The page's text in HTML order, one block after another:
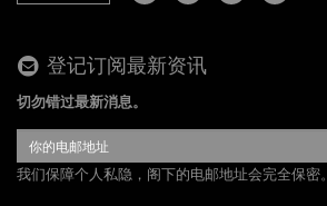
登记订阅最新资讯
切勿错过最新消息。
我们保障个人私隐，阁下的电邮地址会完全保密。